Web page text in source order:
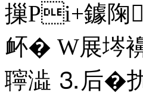
摷Pi+鐻陱
衃� W展埁
聹澁 ⒊后�